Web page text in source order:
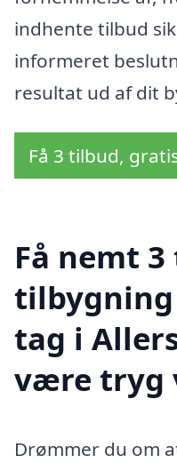
indhente tilbud
informeret
resultat ud af dit
Få 3 tilbud,
Få nemt
tag i
være tryg
Drømmer du om